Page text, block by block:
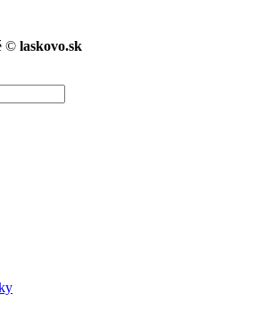
© laskovo.sk